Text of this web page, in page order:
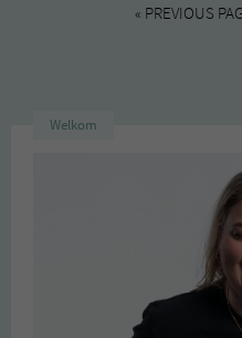
« PREVIOUS
Welkom